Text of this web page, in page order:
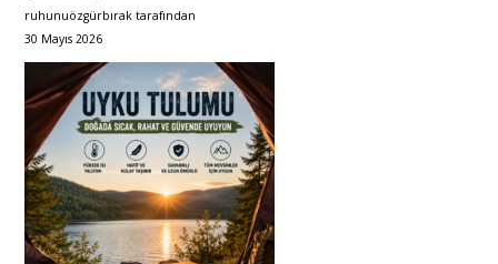
ruhunuözgürbırak tarafından
30 Mayıs 2026